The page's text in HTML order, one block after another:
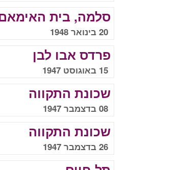
סלמה, בית
20 בינואר 1948
פרדס אבו לבן
15 באוגוסט 1947
שכונת התקווה
08 בדצמבר 1947
שכונת התקווה
26 בדצמבר 1947